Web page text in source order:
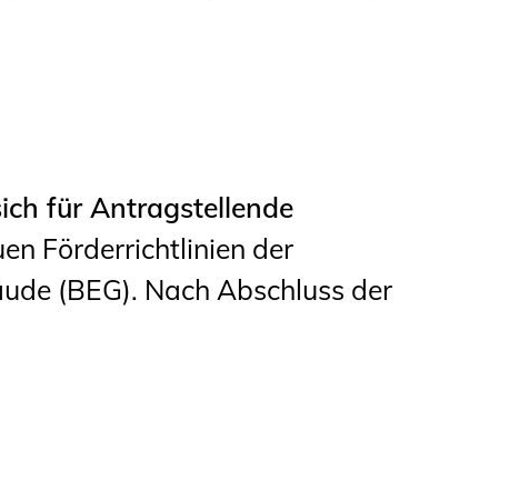
für Antragstellende
Förderrichtlinien der
(BEG). Nach Abschluss der